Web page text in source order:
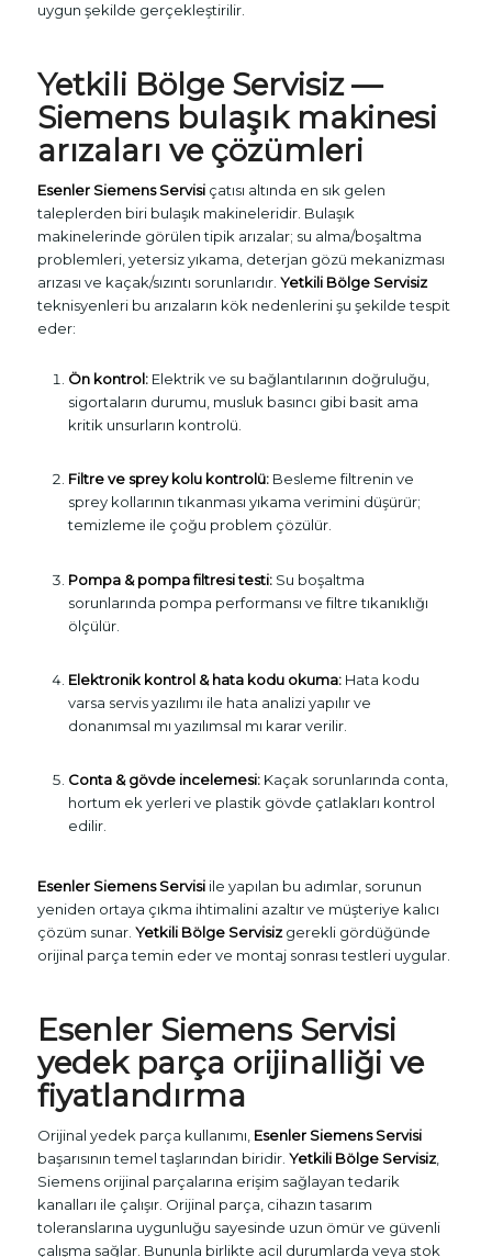
uygun şekilde gerçekleştirilir.
Yetkili Bölge Servisiz—
Siemens bulaşık makinesi
arızaları ve çözümleri
Esenler Siemens Servisiçatısı altında en sık gelen
taleplerden biri bulaşık makineleridir. Bulaşık
makinelerinde görülen tipik arızalar; su alma/boşaltma
problemleri, yetersiz yıkama, deterjan gözü mekanizması
arızası ve kaçak/sızıntı sorunlarıdır. Yetkili Bölge Servisiz
teknisyenleri bu arızaların kök nedenlerini şu şekilde tespit
eder:
Ön kontrol:Elektrik ve su bağlantılarının doğruluğu,
sigortaların durumu, musluk basıncı gibi basit ama
kritik unsurların kontrolü.
Filtre ve sprey kolu kontrolü:Besleme filtrenin ve
sprey kollarının tıkanması yıkama verimini düşürür;
temizleme ile çoğu problem çözülür.
Pompa & pompa filtresi testi:Su boşaltma
sorunlarında pompa performansı ve filtre tıkanıklığı
ölçülür.
Elektronik kontrol & hata kodu okuma:Hata kodu
varsa servis yazılımı ile hata analizi yapılır ve
donanımsal mı yazılımsal mı karar verilir.
Conta & gövde incelemesi:Kaçak sorunlarında conta,
hortum ek yerleri ve plastik gövde çatlakları kontrol
edilir.
Esenler Siemens Servisiile yapılan bu adımlar, sorunun
yeniden ortaya çıkma ihtimalini azaltır ve müşteriye kalıcı
çözüm sunar. Yetkili Bölge Servisizgerekli gördüğünde
orijinal parça temin eder ve montaj sonrası testleri uygular.
Esenler Siemens Servisi
yedek parça orijinalliği ve
fiyatlandırma
Orijinal yedek parça kullanımı, Esenler Siemens Servisi
başarısının temel taşlarından biridir. Yetkili Bölge Servisiz,
Siemens orijinal parçalarına erişim sağlayan tedarik
kanalları ile çalışır. Orijinal parça, cihazın tasarım
toleranslarına uygunluğu sayesinde uzun ömür ve güvenli
çalışma sağlar. Bununla birlikte acil durumlarda veya stok